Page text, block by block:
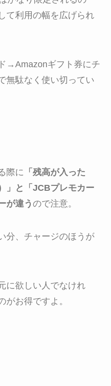
て利用の幅を広げられ
→Amazonギフト券にチ
無駄なく使い切ってい
際に 「残高が入った
」と「JCBプレモカー
が違う ので注意。
分、チャージのほうが
に欲しい人でなけれ
がお得ですよ。